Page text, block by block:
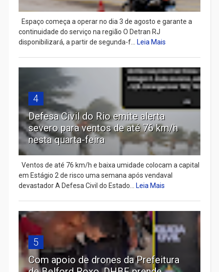
Espaço começa a operar no dia 3 de agosto e garante a
continuidade do serviço na região O Detran RJ
disponibilizará, a partir de segunda-f...
Leia Mais
4
Defesa Civil do Rio emite alerta
severo para ventos de até 76 km/h
nesta quarta-feira
Ventos de até 76 km/h e baixa umidade colocam a capital
em Estágio 2 de risco uma semana após vendaval
devastador A Defesa Civil do Estado...
Leia Mais
5
Com apoio de drones da Prefeitura